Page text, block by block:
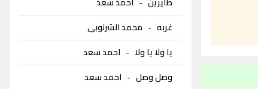
غربه- محمد الشرنوبى
يا ولا يا ولا- احمد سعد
وصل وصل- احمد سعد